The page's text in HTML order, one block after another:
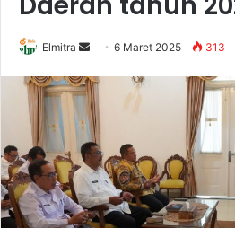
Elmitra
Send
email
6 Maret 2025 313